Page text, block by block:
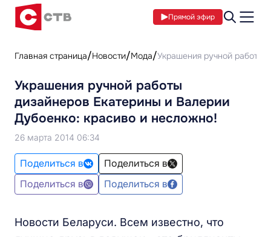
Прямой эфир
Главная страница Новости Мода Украшения ручной работы
Украшения ручной работы
дизайнеров Екатерины и Валерии
Дубоенко: красиво и несложно!
26 марта 2014 06:34
Поделиться в
Поделиться в
Поделиться в
Поделиться в
Новости Беларуси. Всем известно, что